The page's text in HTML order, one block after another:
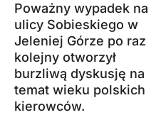
Poważny wypadek na
ulicy Sobieskiego w
Jeleniej Górze po raz
kolejny otworzył
burzliwą dyskusję na
temat wieku polskich
kierowców.